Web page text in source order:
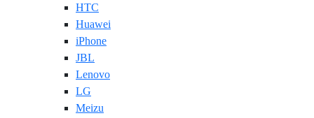
HTC
Huawei
iPhone
JBL
Lenovo
LG
Meizu